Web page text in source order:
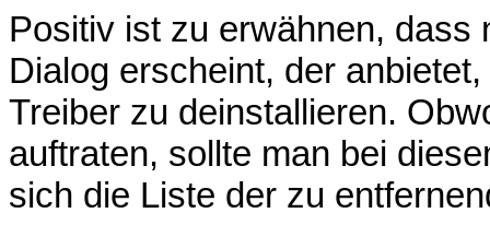
Positiv ist zu erwähnen, dass
Dialog erscheint, der
Treiber zu deinstallieren.
auftraten, sollte man bei
sich die Liste der zu